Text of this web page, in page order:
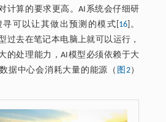
计算的要求更高。AI系统会仔细研
可以让其做出预测的模式[ 16 ]。
过去在笔记本电脑上就可以运行，
的处理能力，AI模型必须依赖于大
据中心会消耗大量的能源（ 图2）